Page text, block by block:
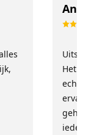
Het
echt